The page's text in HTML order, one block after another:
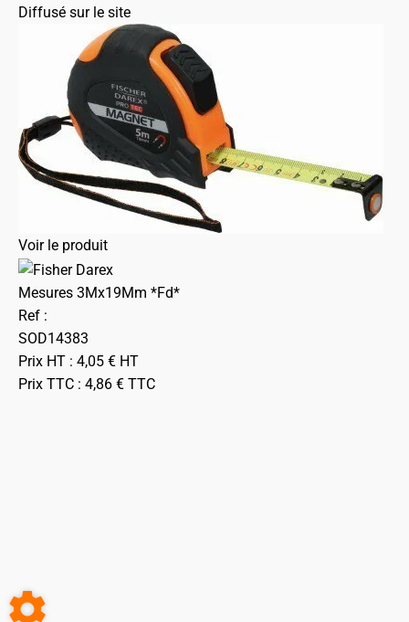
Diffusé sur le site
Voir le produit
Mesures 3Mx19Mm *Fd*
Ref :
SOD14383
Prix HT : 4,05 € HT
Prix TTC : 4,86 € TTC